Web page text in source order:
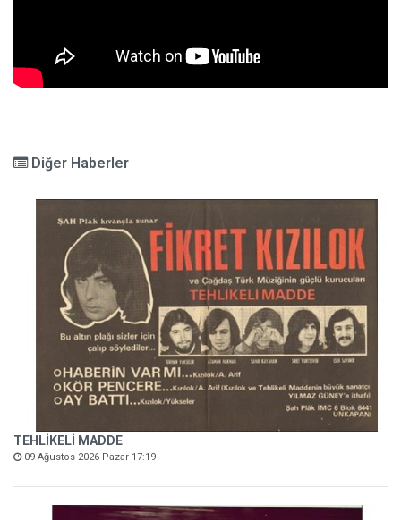
Diğer Haberler
TEHLİKELİ MADDE
09 Ağustos 2026 Pazar 17:19